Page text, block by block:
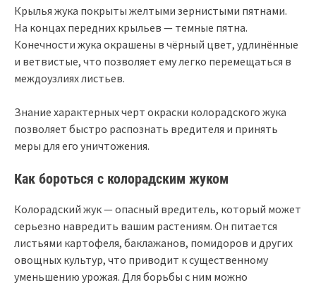
Крылья жука покрыты желтыми зернистыми пятнами.
На концах передних крыльев — темные пятна.
Конечности жука окрашены в чёрный цвет, удлинённые
и ветвистые, что позволяет ему легко перемещаться в
междоузлиях листьев.
Знание характерных черт окраски колорадского жука
позволяет быстро распознать вредителя и принять
меры для его уничтожения.
Как бороться с колорадским жуком
Колорадский жук — опасный вредитель, который может
серьезно навредить вашим растениям. Он питается
листьями картофеля, баклажанов, помидоров и других
овощных культур, что приводит к существенному
уменьшению урожая. Для борьбы с ним можно